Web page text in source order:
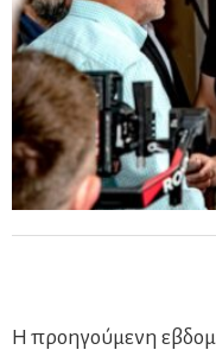
Η προηγούμενη